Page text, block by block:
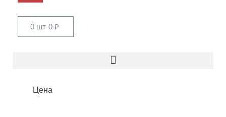
0 шт 0 ₽
Цена